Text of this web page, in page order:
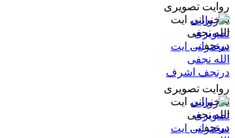
روایت تصویری
سخنرانی ایت
الله نجفی
درنجف...
روایت تصویری
سخنرانی ایت
الله نجفی
درنجف...